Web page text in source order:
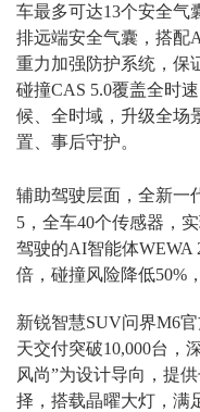
车最多可达13个安全气
排远端安全气囊，搭配
重力加强防护系统，保
碰撞CAS 5.0覆盖全时
候、全时域，升级全场
置、事后守护。
辅助驾驶层面，全新一
5，全车40个传感器，
驾驶的AI智能体WEWA
倍，碰撞风险降低50%
新锐智慧SUV问界M6
天交付突破10,000台，
风尚”为设计导向，提
择，搭载晶曜大灯，满